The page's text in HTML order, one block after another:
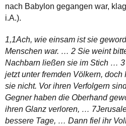
nach Babylon gegangen war,
i.A.).
1,1Ach, wie einsam ist sie
Menschen war. … 2 Sie weint
Nachbarn ließen sie im Stich …
jetzt unter fremden Völkern,
sie nicht. Vor ihren Verfolgern
Gegner haben die Oberhand
ihren Glanz verloren, …
bessere Tage, … Dann fiel ihr